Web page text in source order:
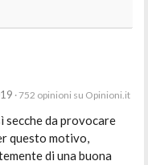
· 752 opinioni su Opinioni.it
secche da provocare
questo motivo,
di una buona